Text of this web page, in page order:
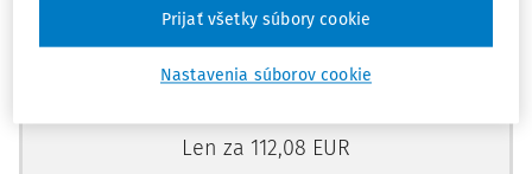
Všetky praktické nástroje: vzory, smart
dokumenty, knižnica
Videoškolenia
Len za 112,08 EUR
Nastavenia súborov cookie
Prijať všetky súbory cookie